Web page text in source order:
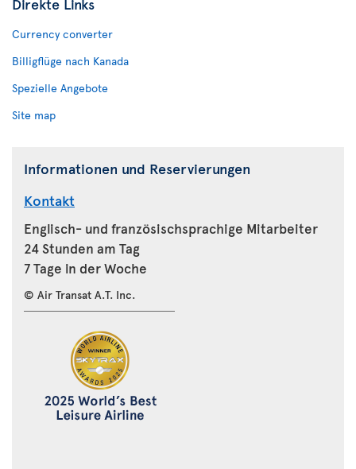
Currency converter
Billigflüge nach Kanada
Spezielle Angebote
Site map
Informationen und Reservierungen
Kontakt
Englisch- und französischsprachige Mitarbeiter
24 Stunden am Tag
7 Tage in der Woche
© Air Transat A.T. Inc.